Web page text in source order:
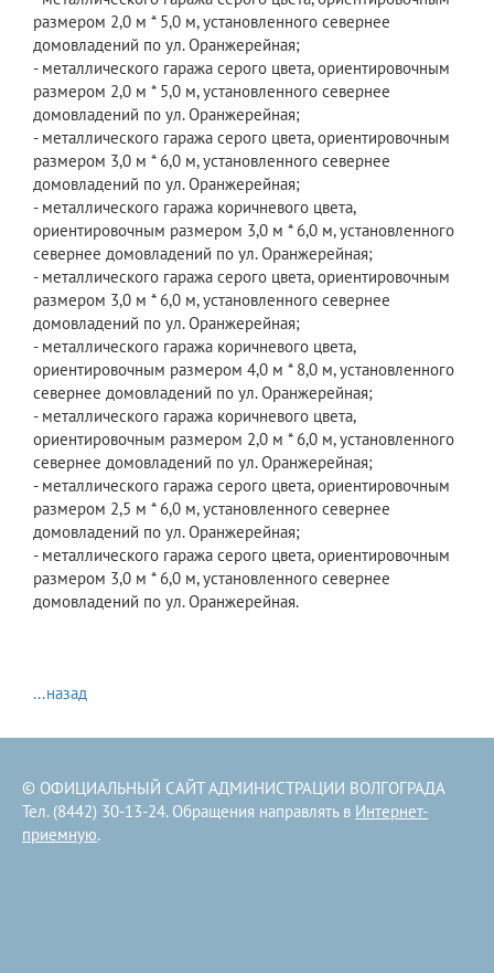
размером 2,0 м * 5,0 м, установленного севернее
домовладений по ул. Оранжерейная;
- металлического гаража серого цвета, ориентировочным
размером 2,0 м * 5,0 м, установленного севернее
домовладений по ул. Оранжерейная;
- металлического гаража серого цвета, ориентировочным
размером 3,0 м * 6,0 м, установленного севернее
домовладений по ул. Оранжерейная;
- металлического гаража коричневого цвета,
ориентировочным размером 3,0 м * 6,0 м, установленного
севернее домовладений по ул. Оранжерейная;
- металлического гаража серого цвета, ориентировочным
размером 3,0 м * 6,0 м, установленного севернее
домовладений по ул. Оранжерейная;
- металлического гаража коричневого цвета,
ориентировочным размером 4,0 м * 8,0 м, установленного
севернее домовладений по ул. Оранжерейная;
- металлического гаража коричневого цвета,
ориентировочным размером 2,0 м * 6,0 м, установленного
севернее домовладений по ул. Оранжерейная;
- металлического гаража серого цвета, ориентировочным
размером 2,5 м * 6,0 м, установленного севернее
домовладений по ул. Оранжерейная;
- металлического гаража серого цвета, ориентировочным
размером 3,0 м * 6,0 м, установленного севернее
домовладений по ул. Оранжерейная.
...назад
© ОФИЦИАЛЬНЫЙ САЙТ АДМИНИСТРАЦИИ ВОЛГОГРАДА
Тел. (8442) 30-13-24. Обращения направлять в Интернет-
приемную.